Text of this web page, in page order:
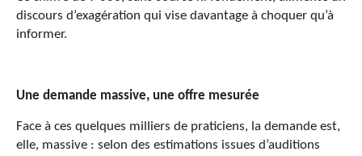
discours d’exagération qui vise davantage à choquer qu’à
informer.
Une demande massive, une offre mesurée
Face à ces quelques milliers de praticiens, la demande est,
elle, massive : selon des estimations issues d’auditions